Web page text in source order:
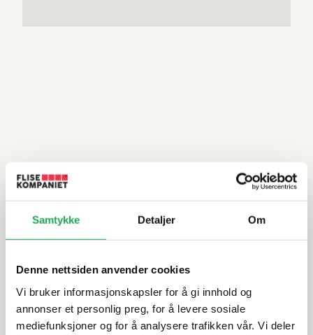
Samtykke Detaljer Om
Denne nettsiden anvender cookies
Vi bruker informasjonskapsler for å gi innhold og
annonser et personlig preg, for å levere sosiale
mediefunksjoner og for å analysere trafikken vår. Vi deler